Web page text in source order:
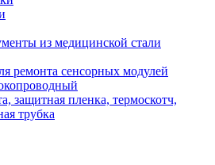
из медицинской стали
ремонта сенсорных модулей
защитная пленка, термоскотч,
трубка